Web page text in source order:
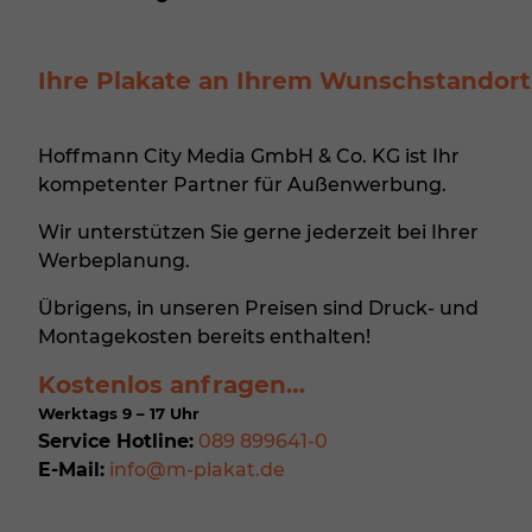
Ihre Plakate an Ihrem
Hoffmann City Media GmbH & Co. KG ist Ihr
kompetenter Partner für Außenwerbung.
Wir unterstützen Sie gerne jederzeit bei Ihrer
Werbeplanung.
Übrigens, in unseren Preisen sind Druck- und
Montagekosten bereits enthalten!
Kostenlos anfragen…
Werktags 9 – 17 Uhr
Service Hotline: 089 899641-0
E-Mail: info@m-plakat.de
Hier
Ihre
zu